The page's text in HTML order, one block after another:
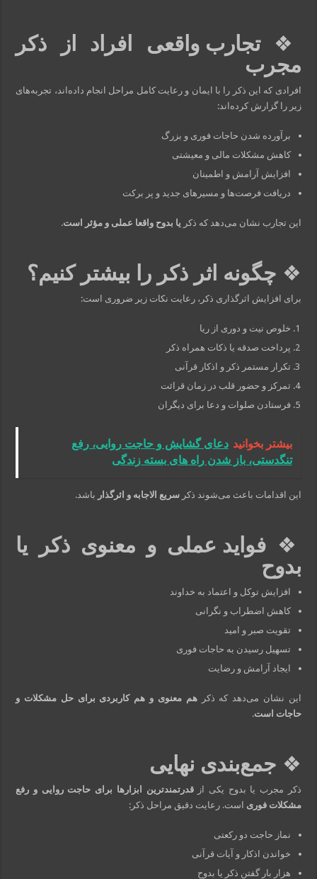
❖تجارب واقعی افراد از ذکر
مجرب
افرادی که این ذکر را با ایمان و رعایت کامل مراحل انجام داده‌اند، تجربه‌های
زیر را گزارش کرده‌اند:
برآورده شدن حاجات فوری و بزرگ
کاهش مشکلات مالی و معیشتی
افزایش آرامش و اطمینان
دریافت فرصت‌ها و مسیرهای جدید و پر برکت
این تجارب نشان می‌دهد که ذکر یا بدوح واقعا عملی و مؤثر است.
❖ چگونه اثر ذکر را بیشتر کنیم؟
برای افزایش اثرگذاری ذکر، رعایت نکات زیر ضروری است:
خلوص نیت و دوری از ریا
پرداخت صدقه یا ذکات همراه ذکر
تکرار مستمر ذکر و اذکار قرآنی
تمرکز و حضور قلب در زمان قرائت
فرستادن صلوات و دعا برای دیگران
بیشتر بخوانید دعای گشایش و حاجت روایی، رفع
تنگدستی، باز شدن راه‌ های بسته زندگی
این اقدامات باعث می‌شوند ذکرسریع الاجابه و اثرگذار باشد.
❖ فواید عملی و معنوی ذکر یا
بدوح
افزایش توکل و اعتماد به خداوند
کاهش اضطراب و نگرانی
تقویت صبر و امید
تسهیل رسیدن به حاجات فوری
ایجاد آرامش و رضایت
این نشان می‌دهد که ذکرهم معنوی و هم کاربردی برای حل مشکلات و
حاجات است.
❖ جمع‌بندی نهایی
ذکر مجرب یا بدوح یکی ازقدرتمندترین ابزارها برای حاجت روایی و رفع
مشکلات فوری است. رعایت دقیق مراحل ذکر:
نماز حاجت دو رکعتی
خواندن اذکار و آیات قرآنی
هزار بار گفتن ذکر یا بدوح